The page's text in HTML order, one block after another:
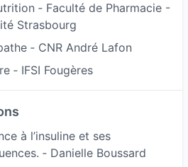
connaissances, et pouvoir
mieux, j’ai également obtenu
de Micronutrition en
pharmacie de l’Université
partenariat avec l’Institut
et Micronutrition (IEDM).
acquises au travers de
ainsi que de mes
‐ Faculté de Pharmacie -
Strasbourg
‐ CNR André Lafon
‐ IFSI Fougères
à l’insuline et ses
‐ Danielle Boussard